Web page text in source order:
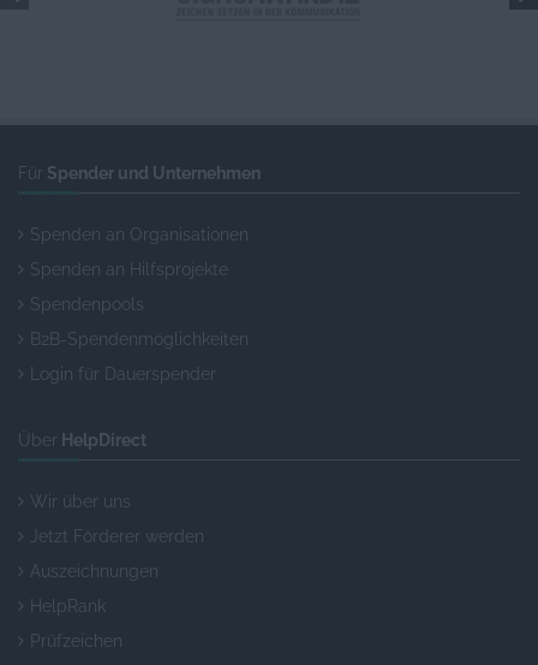
Für Spender und Unternehmen
Spenden an Organisationen
Spenden an Hilfsprojekte
Spendenpools
B2B-Spendenmöglichkeiten
Login für Dauerspender
Über HelpDirect
Wir über uns
Jetzt Förderer werden
Auszeichnungen
HelpRank
Prüfzeichen